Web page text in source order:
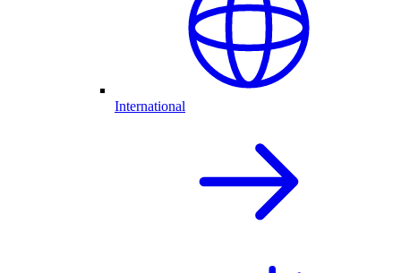
International